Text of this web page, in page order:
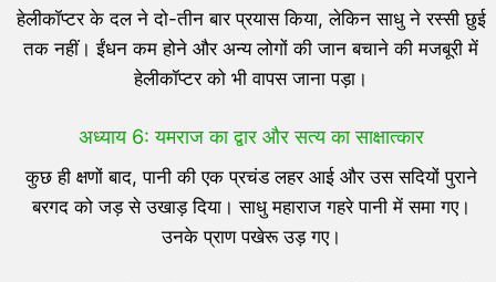
हेलीकॉप्टर के दल ने दो-तीन बार प्रयास किया, लेकिन साधु ने रस्सी छुई
तक नहीं। ईंधन कम होने और अन्य लोगों की जान बचाने की मजबूरी में
हेलीकॉप्टर को भी वापस जाना पड़ा।
अध्याय 6: यमराज का द्वार और सत्य का साक्षात्कार
कुछ ही क्षणों बाद, पानी की एक प्रचंड लहर आई और उस सदियों पुराने
बरगद को जड़ से उखाड़ दिया। साधु महाराज गहरे पानी में समा गए।
उनके प्राण पखेरू उड़ गए।